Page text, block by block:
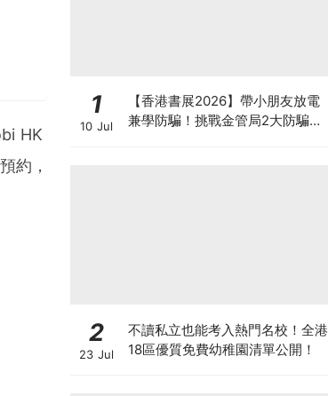
HK
約，
1
10 Jul
【香港書展2026】帶小朋友放電
兼學防騙！挑戰金管局2大防騙遊
2
23 Jul
不讀私立也能考入熱門名校！全港
18區優質免費幼稚園清單公開！